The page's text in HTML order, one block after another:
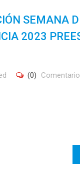
SEMANA
2023
(0) Comentario